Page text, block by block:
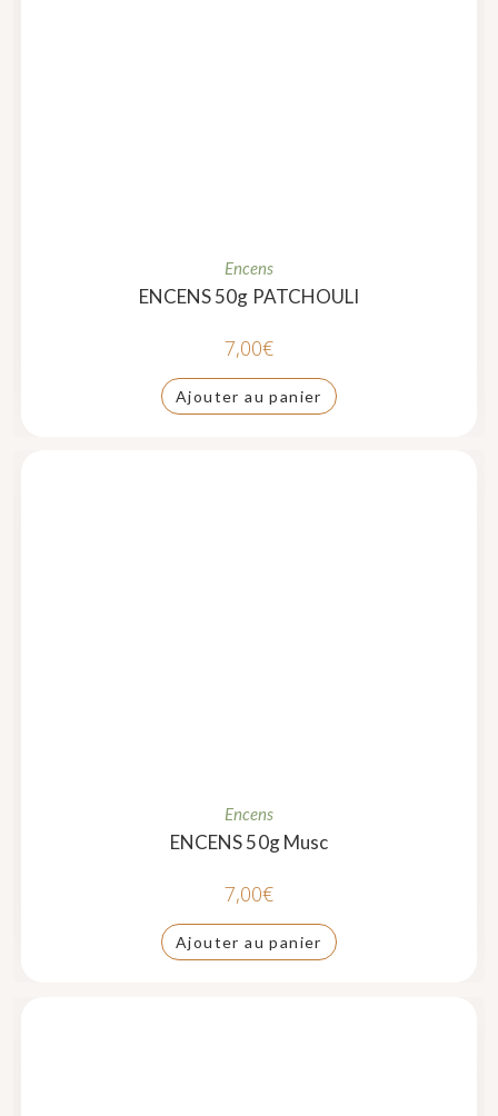
Encens
ENCENS 50g PATCHOULI
7,00€
Ajouter au panier
Encens
ENCENS 50g Musc
7,00€
Ajouter au panier